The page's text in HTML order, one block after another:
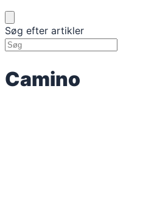
Søg efter artikler
Camino